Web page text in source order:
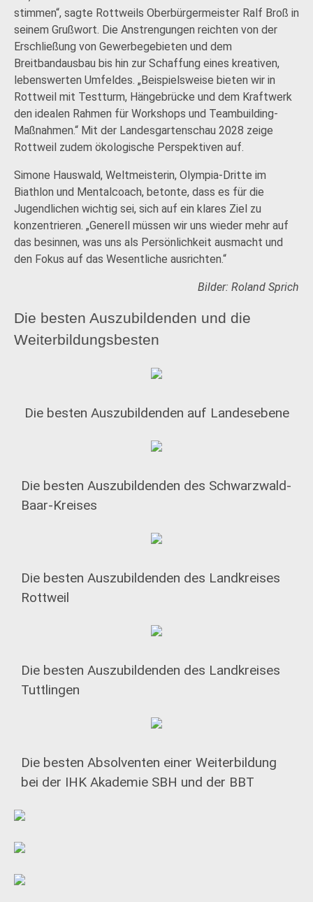
stimmen“, sagte Rottweils Oberbürgermeister Ralf Broß in
seinem Grußwort. Die Anstrengungen reichten von der
Erschließung von Gewerbegebieten und dem
Breitbandausbau bis hin zur Schaffung eines kreativen,
lebenswerten Umfeldes. „Beispielsweise bieten wir in
Rottweil mit Testturm, Hängebrücke und dem Kraftwerk
den idealen Rahmen für Workshops und Teambuilding-
Maßnahmen.“ Mit der Landesgartenschau 2028 zeige
Rottweil zudem ökologische Perspektiven auf.
Simone Hauswald, Weltmeisterin, Olympia-Dritte im
Biathlon und Mentalcoach, betonte, dass es für die
Jugendlichen wichtig sei, sich auf ein klares Ziel zu
konzentrieren. „Generell müssen wir uns wieder mehr auf
das besinnen, was uns als Persönlichkeit ausmacht und
den Fokus auf das Wesentliche ausrichten.“
Bilder: Roland Sprich
Die besten Auszubildenden und die
Weiterbildungsbesten
Die besten Auszubildenden auf Landesebene
Die besten Auszubildenden des Schwarzwald-
Baar-Kreises
Die besten Auszubildenden des Landkreises
Rottweil
Die besten Auszubildenden des Landkreises
Tuttlingen
Die besten Absolventen einer Weiterbildung
bei der IHK Akademie SBH und der BBT